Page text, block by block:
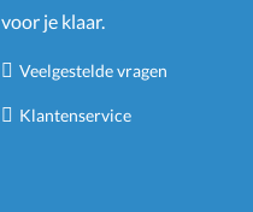
voor je klaar.
Veelgestelde vragen
Klantenservice